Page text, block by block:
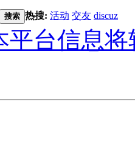
搜索 热搜: 活动 交友 discuz
平台信息